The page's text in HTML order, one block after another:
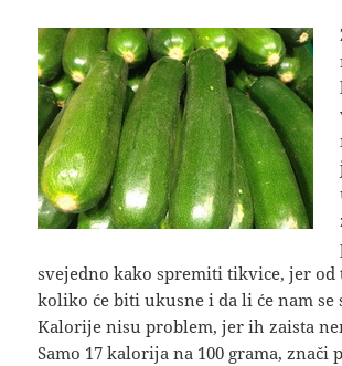
svejedno kako spremiti tikvice, jer od
koliko će biti ukusne i da li će nam se
Kalorije nisu problem, jer ih zaista
Samo 17 kalorija na 100 grama, znači